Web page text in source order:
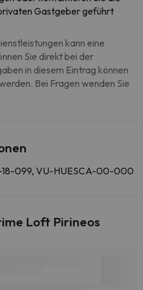
Gastgeber geführt
kann eine
Sie direkt bei der
in diesem Eintrag können
Bei Fragen wenden Sie
18-099, VU-HUESCA-00-000
Loft Pirineos